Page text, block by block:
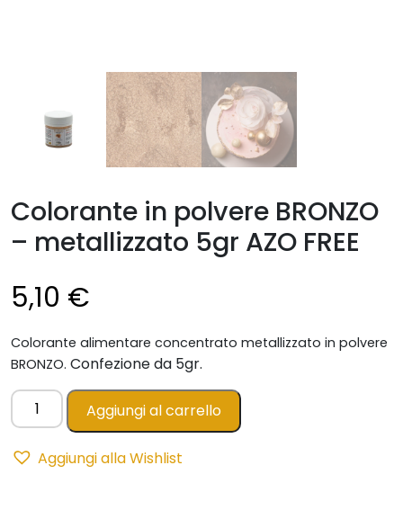
Colorante in polvere BRONZO
– metallizzato 5gr AZO FREE
5,10 €
Colorante alimentare concentrato metallizzato in polvere
BRONZO. Confezione da 5gr.
Colorante
in
BRONZO
Aggiungi al carrello
Aggiungi alla Wishlist